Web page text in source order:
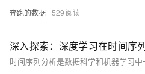
奔跑的数据 529
深入探索：深度学习在时间序